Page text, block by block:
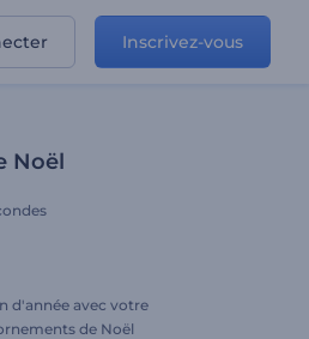
Inscrivez-vous
Noël
d'année avec votre
de Noël